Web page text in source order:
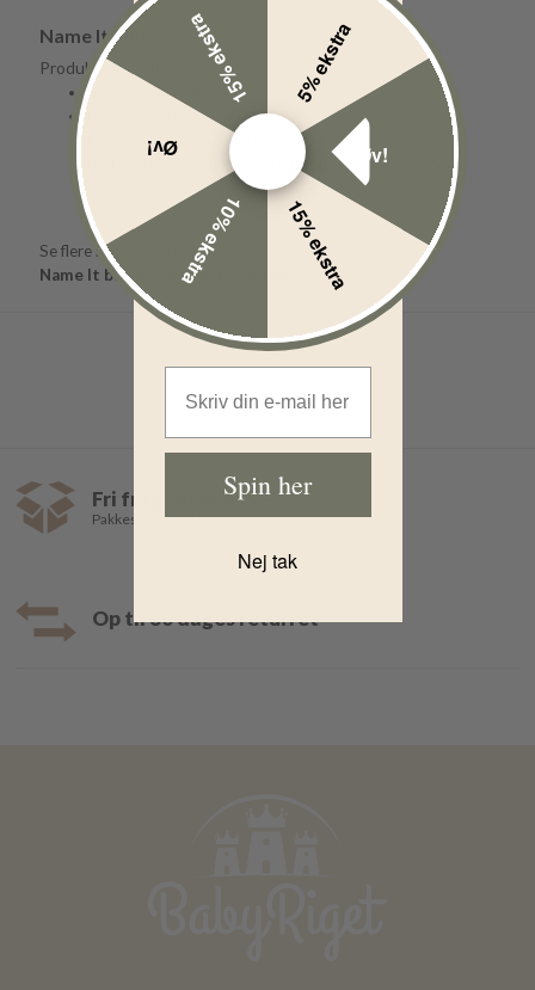
Name It bluse
Produktinformation
Mærke: Name It
Model: Rib Bluse Kab NOOS
Farve: mockingbird melange
Materiale: 57% økologisk bomuld, 38% modal, 5%
Se flere lignende produkter her:
Name It bluse
Name It
Fri fragt over 499,-
Pakkeshop 35,- | Hjemmelevering fra 39,-
Op til 30 dages returret
5% ekstra
Øv!
15% ekstra
10% ekstra
Øv!
15% ekstra
Spin her
Nej tak